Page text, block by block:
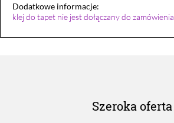
Dodatkowe informacje:
klej do tapet nie jest dołączany do zamówienia
Szeroka oferta